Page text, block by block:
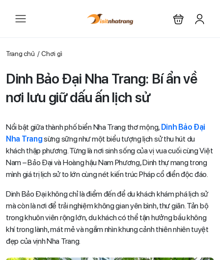
Trang chủ Chơi gì
Dinh Bảo Đại Nha Trang: Bí ẩn về
nơi lưu giữ dấu ấn lịch sử
Nổi bật giữa thành phố biển Nha Trang thơ mộng, Dinh Bảo Đại
Nha Trangsừng sững như một biểu tượng lịch sử thu hút du
khách thập phương. Từng là nơi sinh sống của vị vua cuối cùng Việt
Nam – Bảo Đại và Hoàng hậu Nam Phương, Dinh thự mang trong
mình giá trị lịch sử to lớn cùng nét kiến trúc Pháp cổ điển độc đáo.
Dinh Bảo Đại không chỉ là điểm đến để du khách khám phá lịch sử
mà còn là nơi để trải nghiệm không gian yên bình, thư giãn. Tản bộ
trong khuôn viên rộng lớn, du khách có thể tận hưởng bầu không
khí trong lành, mát mẻ và ngắm nhìn khung cảnh thiên nhiên tuyệt
đẹp của vịnh Nha Trang.